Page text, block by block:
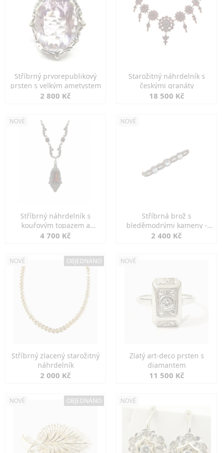
Stříbrný prvorepublikový
prsten s velkým ametystem
2 800 Kč
Starožitný náhrdelník s
českými granáty
18 500 Kč
NOVÉ
Stříbrný náhrdelník s
kouřovým topazem a
markazity
4 700 Kč
NOVÉ
Stříbrná brož s
bleděmodrými kameny -
jemná elegance
2 400 Kč
NOVÉ OBJEDNÁNO
Stříbrný zlacený starožitný
náhrdelník
2 000 Kč
NOVÉ
Zlatý art-deco prsten s
diamantem
11 500 Kč
NOVÉ OBJEDNÁNO NOVÉ